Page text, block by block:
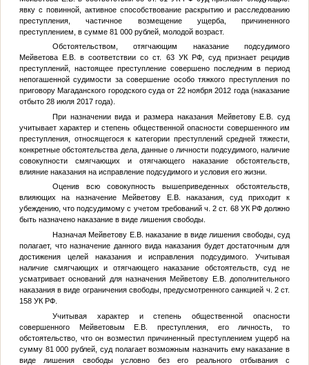
явку с повинной, активное способствование раскрытию и расследованию
преступления, частичное возмещение ущерба, причиненного
преступлением, в сумме 81 000 рублей, молодой возраст.
Обстоятельством, отягчающим наказание подсудимого
Мейветова Е.В. в соответствии со ст. 63 УК РФ, суд признает рецидив
преступлений, настоящее преступление совершено последним в период
непогашенной судимости за совершение особо тяжкого преступления по
приговору Магаданского городского суда от 22 ноября 2012 года (наказание
отбыто 28 июля 2017 года).
При назначении вида и размера наказания Мейветову Е.В. суд
учитывает характер и степень общественной опасности совершенного им
преступления, относящегося к категории преступлений средней тяжести,
конкретные обстоятельства дела, данные о личности подсудимого, наличие
совокупности смягчающих и отягчающего наказание обстоятельств,
влияние наказания на исправление подсудимого и условия его жизни.
Оценив всю совокупность вышеприведенных обстоятельств,
влияющих на назначение Мейветову Е.В. наказания, суд приходит к
убеждению, что подсудимому с учетом требований ч. 2 ст. 68 УК РФ должно
быть назначено наказание в виде лишения свободы.
Назначая Мейветову Е.В. наказание в виде лишения свободы, суд
полагает, что назначение данного вида наказания будет достаточным для
достижения целей наказания и исправления подсудимого. Учитывая
наличие смягчающих и отягчающего наказание обстоятельств, суд не
усматривает оснований для назначения Мейветову Е.В. дополнительного
наказания в виде ограничения свободы, предусмотренного санкцией ч. 2 ст.
158 УК РФ.
Учитывая характер и степень общественной опасности
совершенного Мейветовым Е.В. преступления, его личность, то
обстоятельство, что он возместил причиненный преступлением ущерб на
сумму 81 000 рублей, суд полагает возможным назначить ему наказание в
виде лишения свободы условно без его реального отбывания с